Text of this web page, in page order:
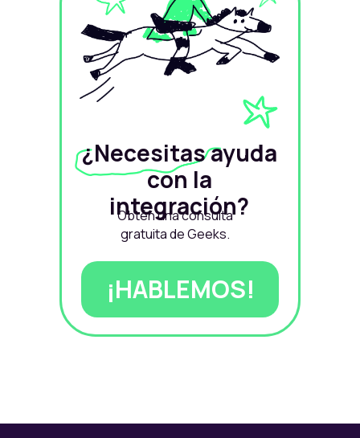
¿Necesitas ayuda
con la
integración?
Obtén una consulta
gratuita de Geeks.
¡HABLEMOS!